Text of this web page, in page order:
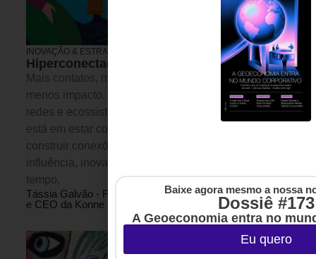
INOVAÇÃO & ESTRATÉGIA 31 DE JULHO DE 2026 14H00
Hiperconectados, solitários e irrelevantes?
Mais contatos, mais mensagens, mais reuniões e
menos impacto. Em uma economia movida por
redes e ecossistemas, a vantagem competitiva não
está em estar conectado o tempo todo, mas em
construir conexões capazes de gerar confiança,
influência, inovação e transformação ao longo do
tempo.
Tássia Galvão - Fundadora
e CEO da Konne
8 MINUTOS MIN DE LEITURA
Baixe agora mesmo a nossa
Dossiê #173
A Geoeconomia entra no
Eu quero